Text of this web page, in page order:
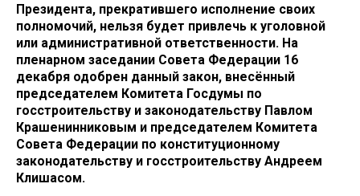
Президента, прекратившего исполнение своих
полномочий, нельзя будет привлечь к уголовной
или административной ответственности. На
пленарном заседании Совета Федерации 16
декабря одобрен данный закон, внесённый
председателем Комитета Госдумы по
госстроительству и законодательству Павлом
Крашенинниковым и председателем Комитета
Совета Федерации по конституционному
законодательству и госстроительству Андреем
Клишасом.